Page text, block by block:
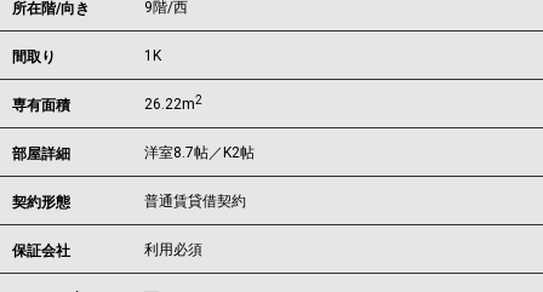
所在階/向き 9階/西
間取り 1K
専有面積 26.22m2
部屋詳細 洋室8.7帖／K2帖
契約形態 普通賃貸借契約
保証会社 利用必須